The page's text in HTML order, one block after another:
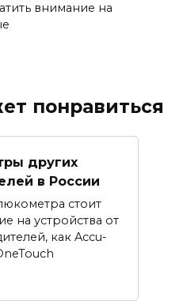
внимание на
понравиться
других
в России
стоит
на устройства от
как Accu-